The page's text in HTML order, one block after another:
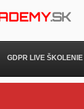
GDPR LIVE ŠKOLENIE